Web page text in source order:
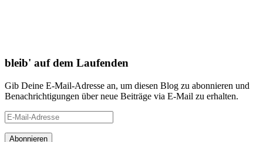
bleib' auf dem Laufenden
Gib Deine E-Mail-Adresse an, um diesen Blog zu abonnieren und
Benachrichtigungen über neue Beiträge via E-Mail zu erhalten.
E-
Mail-
Adresse